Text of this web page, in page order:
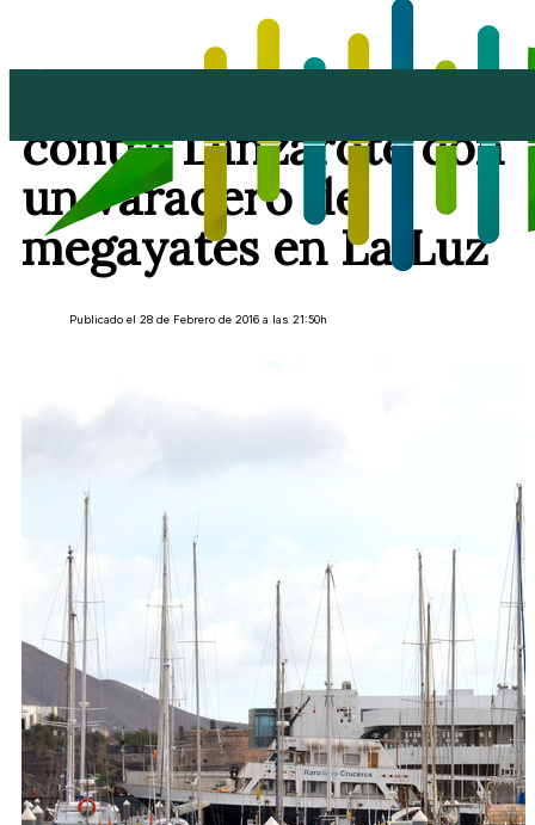
contra Lanzarote con
un varadero de
megayates en La Luz
Publicado el 28 de Febrero de 2016 a las 21:50h